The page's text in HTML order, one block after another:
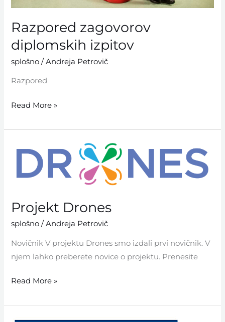
Razpored zagovorov
diplomskih izpitov
splošno /Andreja Petrovič
Razpored
Read More »
Projekt Drones
splošno /Andreja Petrovič
Novičnik V projektu Drones smo izdali prvi novičnik. V
njem lahko preberete novice o projektu. Prenesite
Projekt
Drones
Read More »